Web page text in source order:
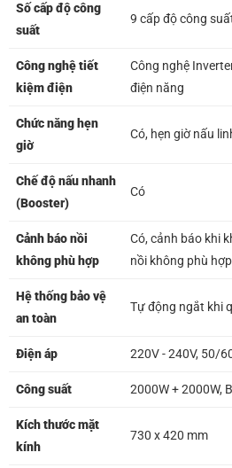
Số cấp độ công
suất
9 cấp độ công
Công nghệ tiết
kiệm điện
Công nghệ
điện năng
Chức năng hẹn
giờ
Có, hẹn giờ nấu
Chế độ nấu nhanh
(Booster)
Có
Cảnh báo nồi
không phù hợp
Có, cảnh báo khi
nồi không phù hợp
Hệ thống bảo vệ
an toàn
Tự động ngắt khi
Điện áp 220V - 240V, 50/
Công suất 2000W + 2000W,
Kích thước mặt
kính
730 x 420 mm